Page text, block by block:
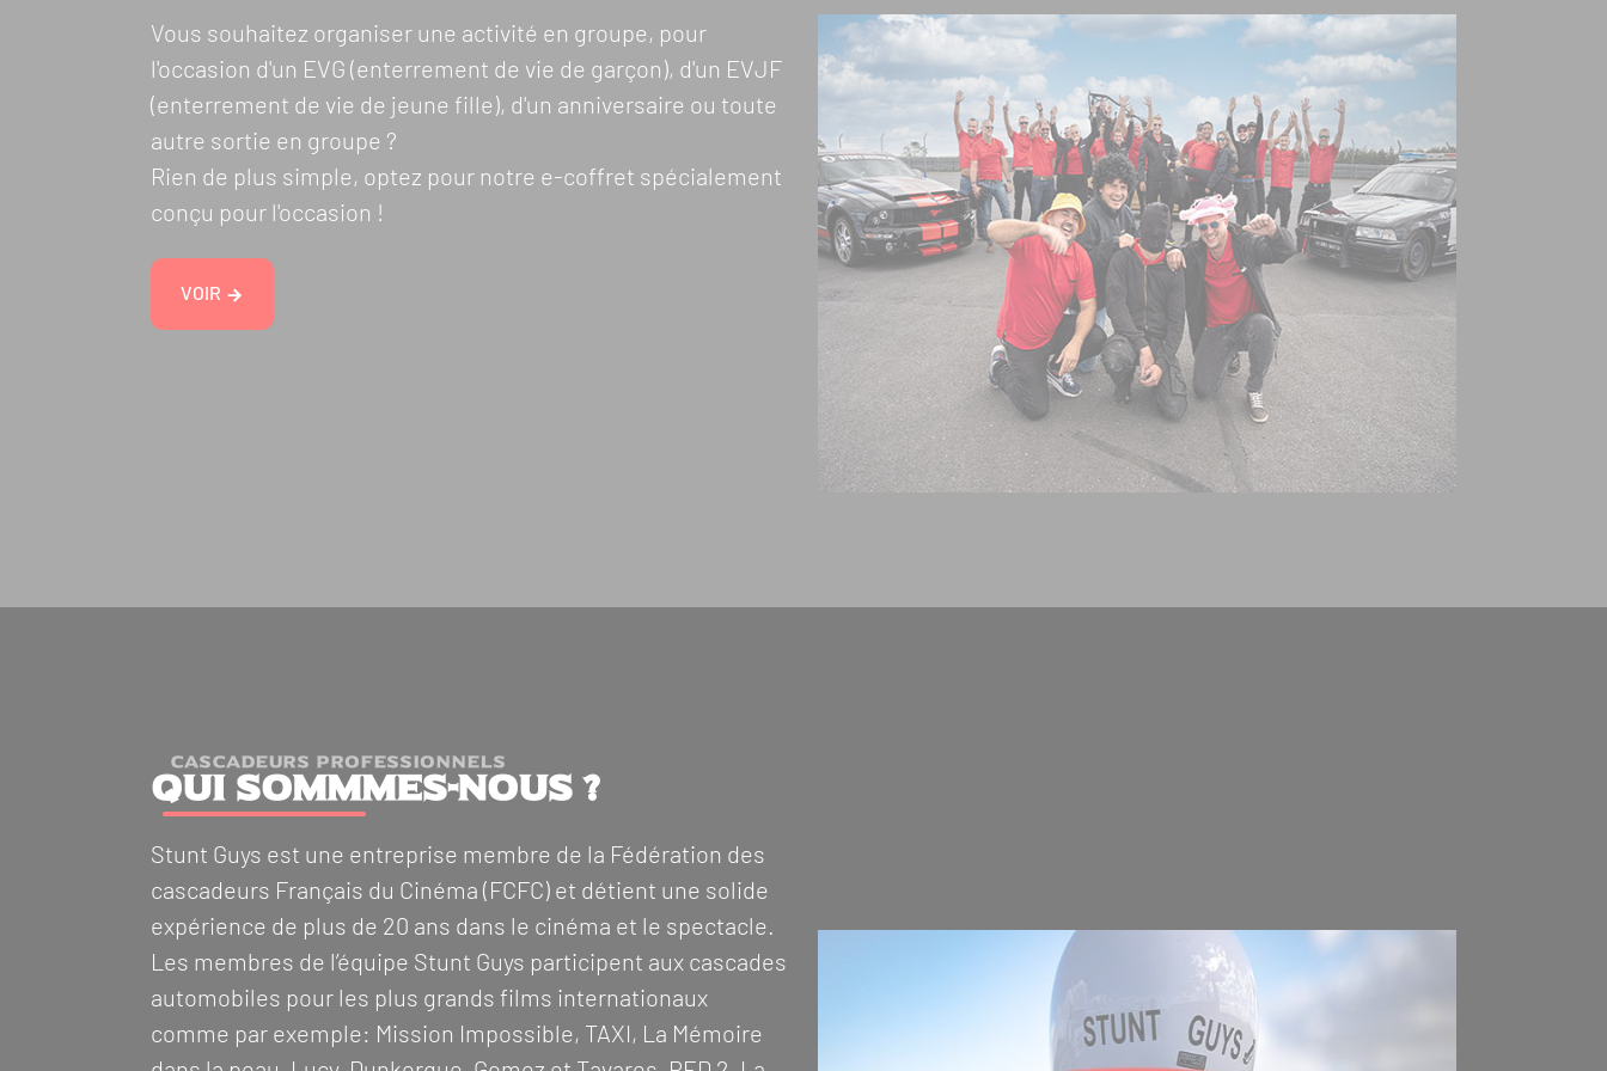
Vous souhaitez organiser une activité en groupe, pour
l'occasion d'un EVG (enterrement de vie de garçon), d'un EVJF
(enterrement de vie de jeune fille), d'un anniversaire ou toute
autre sortie en groupe ?
Rien de plus simple, optez pour notre e-coffret spécialement
conçu pour l'occasion !
VOIR
CASCADEURS PROFESSIONNELS
Qui sommmes-nous ?
Stunt Guys est une entreprise membre de la Fédération des
cascadeurs Français du Cinéma (FCFC) et détient une solide
expérience de plus de 20 ans dans le cinéma et le spectacle.
Les membres de l’équipe Stunt Guys participent aux cascades
automobiles pour les plus grands films internationaux
comme par exemple: Mission Impossible, TAXI, La Mémoire